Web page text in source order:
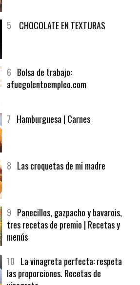
6Bolsa de trabajo:
9Panecillos, gazpacho y bavarois,
tres recetas de premio | Recetas y
menús
10La vinagreta perfecta: respeta